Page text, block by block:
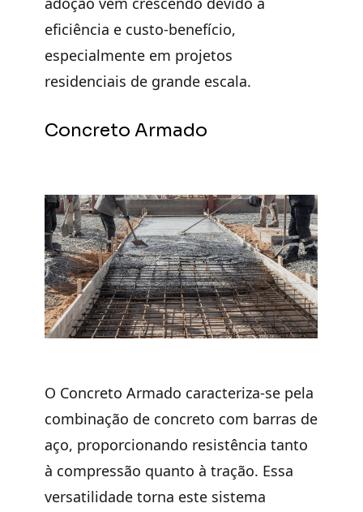
eficiência e custo-benefício,
especialmente em projetos
residenciais de grande escala.
Concreto Armado
O Concreto Armado caracteriza-se pela
combinação de concreto com barras de
aço, proporcionando resistência tanto
à compressão quanto à tração. Essa
versatilidade torna este sistema